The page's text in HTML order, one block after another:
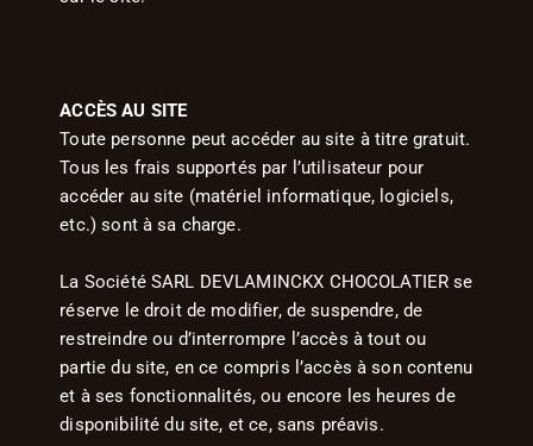
ACCÈS AU SITE
Toute personne peut accéder au site à titre gratuit.
Tous les frais supportés par l’utilisateur pour
accéder au site (matériel informatique, logiciels,
etc.) sont à sa charge.
La Société SARL DEVLAMINCKX CHOCOLATIER se
réserve le droit de modifier, de suspendre, de
restreindre ou d’interrompre l’accès à tout ou
partie du site, en ce compris l’accès à son contenu
et à ses fonctionnalités, ou encore les heures de
disponibilité du site, et ce, sans préavis.